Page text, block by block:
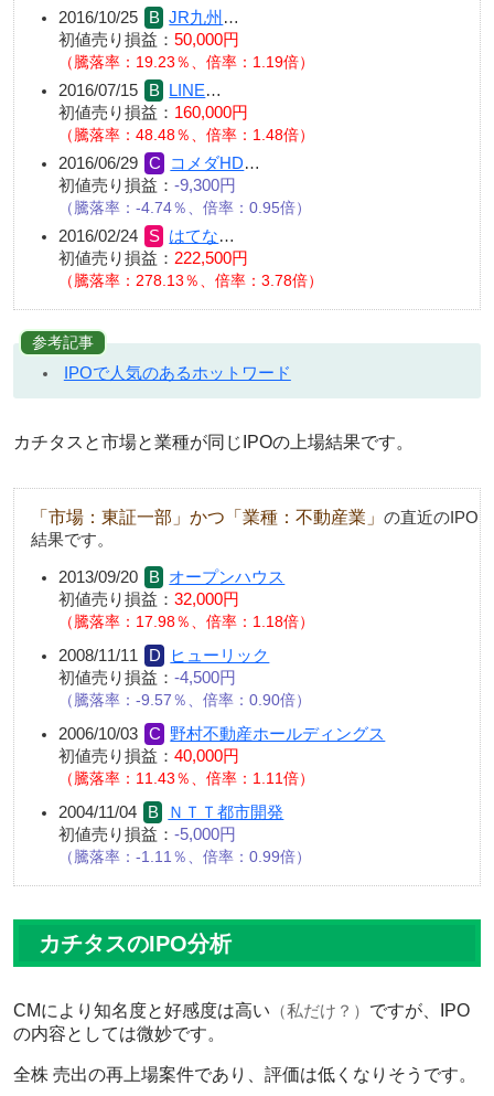
2016/10/25 JR九州 …
初値売り損益： 50,000円
（騰落率：19.23％、倍率：1.19倍）
2016/07/15 LINE…
初値売り損益： 160,000円
（騰落率：48.48％、倍率：1.48倍）
2016/06/29 コメダHD…
初値売り損益： -9,300円
（騰落率：-4.74％、倍率：0.95倍）
2016/02/24 はてな…
初値売り損益： 222,500円
（騰落率：278.13％、倍率：3.78倍）
参考記事
IPOで人気のあるホットワード
カチタスと市場と業種が同じIPOの上場結果です。
「市場：東証一部」かつ「業種：不動産業」 の直近のIPO
結果です。
2013/09/20
オープンハウス
初値売り損益： 32,000円
騰落率：17.98％、倍率：1.18倍
2008/11/11
ヒューリック
初値売り損益： -4,500円
騰落率：-9.57％、倍率：0.90倍
2006/10/03
野村不動産ホールディングス
初値売り損益： 40,000円
騰落率：11.43％、倍率：1.11倍
2004/11/04
ＮＴＴ都市開発
初値売り損益： -5,000円
騰落率：-1.11％、倍率：0.99倍
カチタスのIPO分析
CMにより知名度と好感度は高い （私だけ？） ですが、IPO
の内容としては微妙です。
全株 売出の再上場案件であり、評価は低くなりそうです。